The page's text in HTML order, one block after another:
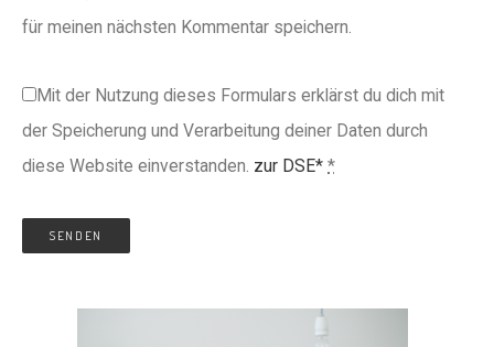
für meinen nächsten Kommentar speichern.
Mit der Nutzung dieses Formulars erklärst du dich mit
der Speicherung und Verarbeitung deiner Daten durch
diese Website einverstanden. zur DSE* *